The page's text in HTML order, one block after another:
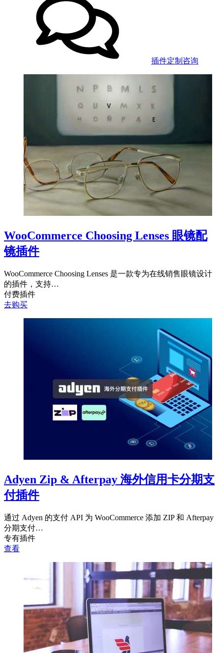
插件定制咨询
WooCommerce Choosing Lenses 眼镜配
镜插件
WooCommerce Choosing Lenses 是一款专为在线销售眼镜设计
的插件，支持…
付费插件
去购买
Adyen Zip & Afterpay 海外信用卡分期支
付插件
通过 Adyen 的支付 API 为 WooCommerce 添加 ZIP 和 Afterpay
分期支付…
专有插件
查看